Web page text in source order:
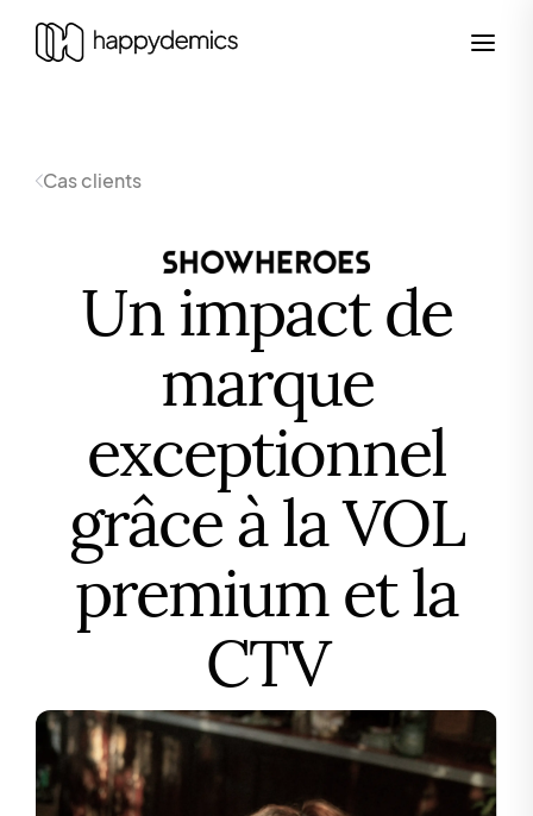
Cas clients
Un impact de
marque
exceptionnel
grâce à la VOL
premium et la
CTV